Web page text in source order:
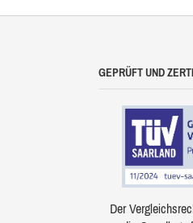
GEPRÜFT UND
Der